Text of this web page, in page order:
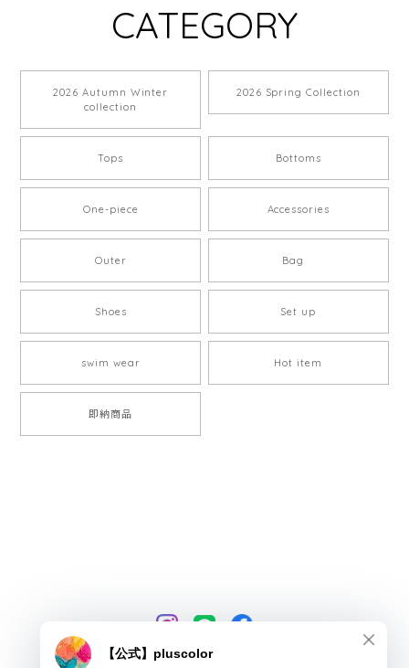
CATEGORY
2026 Autumn Winter
collection
2026 Spring Collection
Tops Bottoms
One-piece Accessories
Outer Bag
Shoes Set up
swim wear Hot item
即納商品